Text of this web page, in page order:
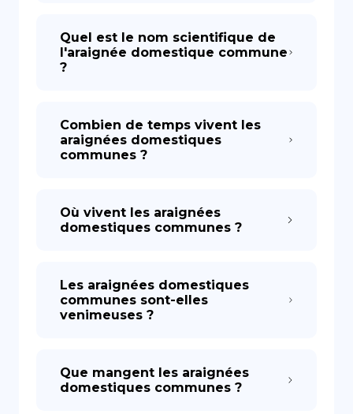
Quel est le nom scientifique de
l'araignée domestique commune
?
Combien de temps vivent les
araignées domestiques
communes ?
Où vivent les araignées
domestiques communes ?
Les araignées domestiques
communes sont-elles
venimeuses ?
Que mangent les araignées
domestiques communes ?